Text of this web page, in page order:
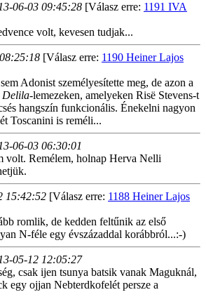
06-03 09:45:28 [Válasz erre: 1191 IVA
volt, kevesen tudjak...
[Válasz erre: 1190 Heiner Lajos
Adonist személyesítette meg, de azon a
Delila-lemezeken, amelyeken Risë Stevens-t
hangszín funkcionális. Énekelni nagyon
Toscanini is reméli...
06-03 06:30:01
volt. Remélem, holnap Herva Nelli
15:42:52 [Válasz erre: 1188 Heiner Lajos
romlik, de kedden feltűnik az első
N-féle egy évszázaddal korábbról...:-)
05-12 12:05:27
csak ijen tsunya batsik vanak Maguknál,
egy ojjan Nebterdkofelét persze a